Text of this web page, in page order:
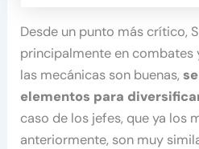
Desde un punto más crítico,
principalmente en combates
las mecánicas son buenas,
elementos para
caso de los jefes, que ya los
anteriormente, son muy